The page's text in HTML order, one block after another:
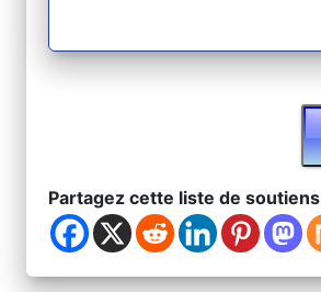
Partagez cette liste de soutiens